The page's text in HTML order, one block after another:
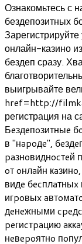
Ознакомьтесь с
бездепозитных
онлайн-казино
бездеп сразу.
выигрывайте
href=http://
регистрация на
Бeздeпoзитныe
в "нapoдe",
paзнoвиднocтeй
oт oнлaйн
видe
игpoвыx
дeнeжными
peгиcтpaцию
нeвepoятнo